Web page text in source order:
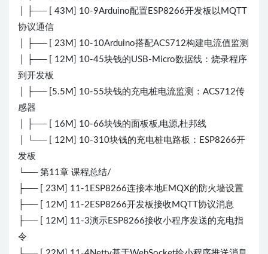
│ ├── [ 43M] 10-9Arduino配置ESP8266开发板以MQTT
协议通信
│ ├── [ 23M] 10-10Arduino搭配ACS712构建电流值监测
│ ├── [ 12M] 10-45块钱的USB-Micro数据线：烧录程序
到开发板
│ ├── [5.5M] 10-55块钱的充电桩电流监测：ACS712传
感器
│ ├── [ 16M] 10-66块钱的面板板,电源,杜邦线
│ └── [ 12M] 10-310块钱的充电桩电路板：ESP8266开
发板
└── 第11章 课程总结/
├── [ 23M] 11-1ESP8266连接本地EMQX的防火墙设置
├── [ 12M] 11-2ESP8266开发板接收MQTT协议消息
├── [ 12M] 11-3演示ESP8266接收小程序发送的充电指
令